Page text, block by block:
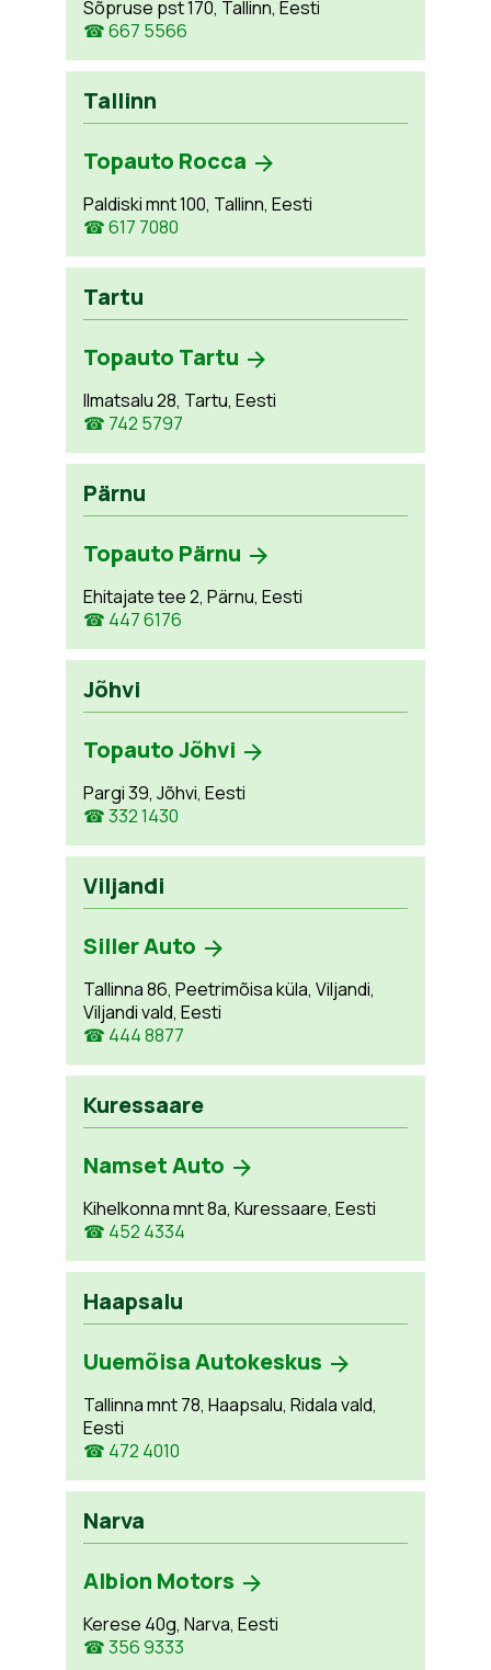
Sõpruse pst 170, Tallinn, Eesti
☎ 667 5566
Tallinn
Topauto Rocca
Paldiski mnt 100, Tallinn, Eesti
☎ 617 7080
Tartu
Topauto Tartu
Ilmatsalu 28, Tartu, Eesti
☎ 742 5797
Pärnu
Topauto Pärnu
Ehitajate tee 2, Pärnu, Eesti
☎ 447 6176
Jõhvi
Topauto Jõhvi
Pargi 39, Jõhvi, Eesti
☎ 332 1430
Viljandi
Siller Auto
Tallinna 86, Peetrimõisa küla, Viljandi,
Viljandi vald, Eesti
☎ 444 8877
Kuressaare
Namset Auto
Kihelkonna mnt 8a, Kuressaare, Eesti
☎ 452 4334
Haapsalu
Uuemõisa Autokeskus
Tallinna mnt 78, Haapsalu, Ridala vald,
Eesti
☎ 472 4010
Narva
Albion Motors
Kerese 40g, Narva, Eesti
☎ 356 9333